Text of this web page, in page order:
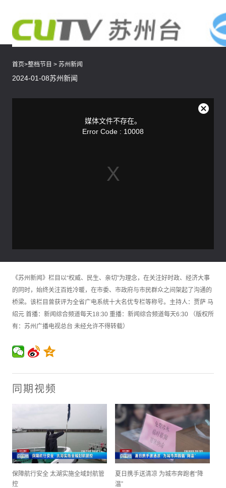
首页>整档节目 > 苏州新闻
2024-01-08苏州新闻
媒体文件不存在。
Error Code : 10008
关
《苏州新闻》栏目以“权威、民生、亲切”为理念，在关注好时政、经济大事
的同时，始终关注百姓冷暖，在市委、市政府与市民群众之间架起了沟通的
桥梁。该栏目曾获评为全省广电系统十大名优专栏等称号。主持人：贾萨 马
绍元 首播：新闻综合频道每天18:30 重播：新闻综合频道每天6:30 （版权所
有：苏州广播电视总台 未经允许不得转载）
同期视频
保障航行安全 太湖实施全域封航管
控
夏日携手送清凉 为城市奔跑者“降
温”